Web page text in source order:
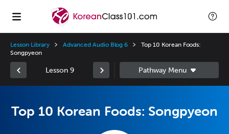
Lesson Library Advanced Audio Blog 6
Top 10 Korean Foods:
Songpyeon
Lesson 9
Top 10 Korean Foods: Songpyeon